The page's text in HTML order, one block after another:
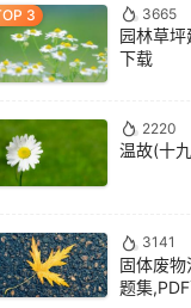
3665
园林草
下载
2220
温故(十
3141
固体废
题集